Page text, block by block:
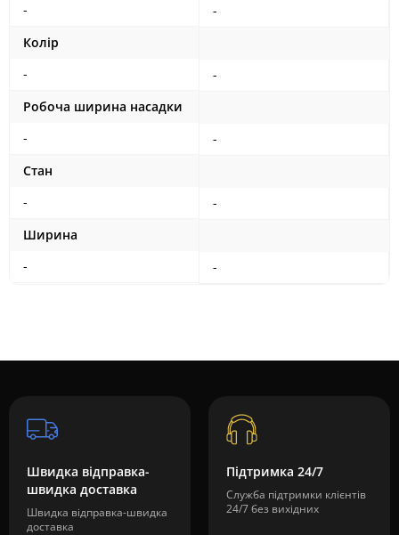
-
Колір
-
Робоча ширина насадки
-
Стан
-
Ширина
-
-
-
-
-
-
Швидка відправка-
швидка доставка
Швидка відправка-швидка
доставка
Підтримка 24/7
Служба підтримки клієнтів
24/7 без вихідних